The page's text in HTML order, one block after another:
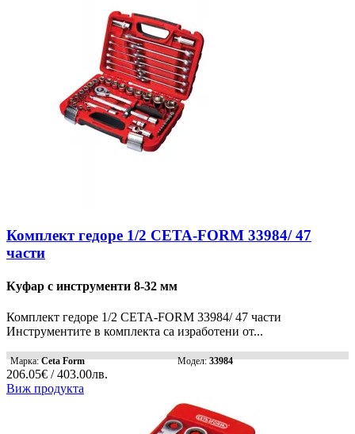
Комплект гедоре 1/2 CETA-FORM 33984/ 47
части
Куфар с инструменти 8-32 мм
Комплект гедоре 1/2 CETA-FORM 33984/ 47 части
Инструментите в комплекта са изработени от...
Марка:Ceta Form Модел:33984
206.05€ / 403.00лв.
Виж продукта